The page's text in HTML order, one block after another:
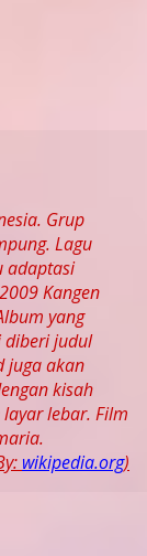
Grup
Lagu
adaptasi
Kangen
yang
diberi judul
juga akan
kisah
lebar. Film
wikipedia.org)